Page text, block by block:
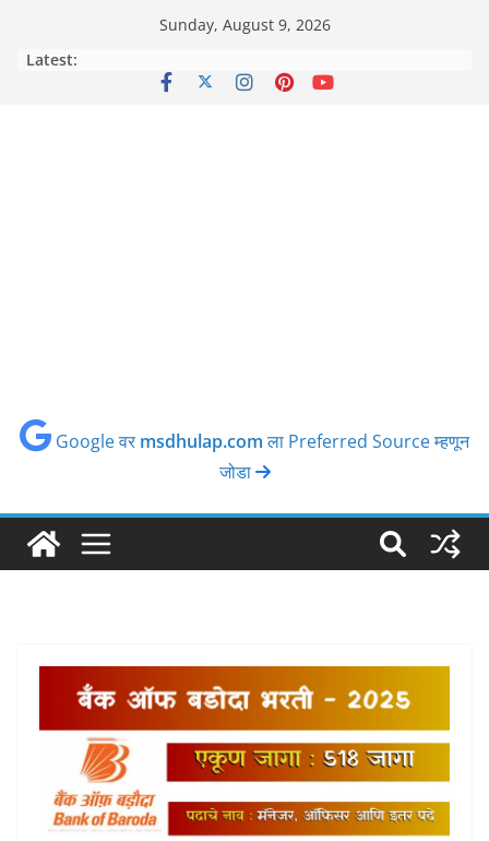
Sunday, August 9, 2026
Latest:
Google वर msdhulap.comला Preferred Source म्हणून
जोडा